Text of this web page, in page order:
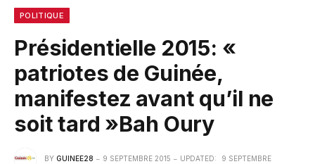
POLITIQUE
Présidentielle 2015: «
patriotes de Guinée,
manifestez avant qu’il ne
soit tard »Bah Oury
BY GUINEE28 9 SEPTEMBRE 2015 UPDATED: 9 SEPTEMBRE